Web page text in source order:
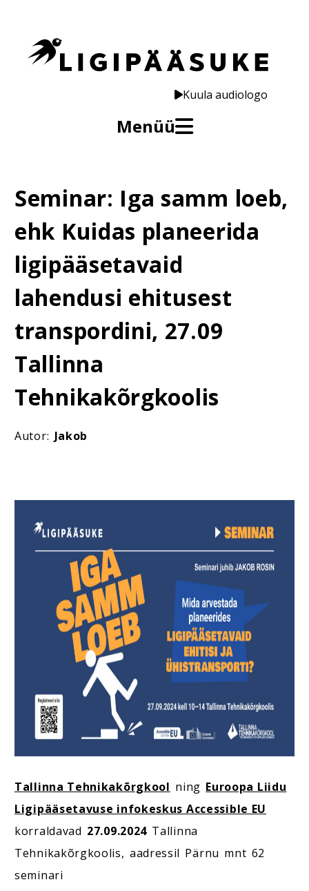
Kuula audiologo
Menüü
Seminar: Iga samm loeb,
ehk Kuidas planeerida
ligipääsetavaid
lahendusi ehitusest
transpordini, 27.09
Tallinna
Tehnikakõrgkoolis
Autor: Jakob
Tallinna Tehnikakõrgkool ning Euroopa Liidu
Ligipääsetavuse infokeskus Accessible EU
korraldavad 27.09.2024 Tallinna
Tehnikakõrgkoolis, aadressil Pärnu mnt 62
seminari